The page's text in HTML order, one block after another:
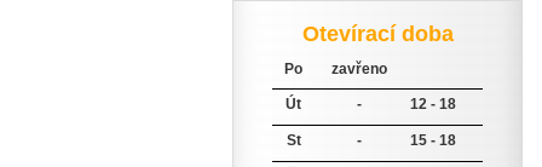
Otevírací doba
Po zavřeno
Út - 12 - 18
St - 15 - 18